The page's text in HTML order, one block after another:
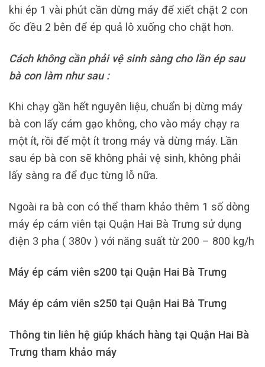
khi ép 1 vài phút cần dừng máy để xiết chặt 2 con
ốc đều 2 bên để ép quả lô xuống cho chặt hơn.
Cách không cần phải vệ sinh sàng cho lần ép sau
bà con làm như sau :
Khi chạy gần hết nguyên liệu, chuẩn bị dừng máy
bà con lấy cám gạo không, cho vào máy chạy ra
một ít, rồi để một ít trong máy và dừng máy. Lần
sau ép bà con sẽ không phải vệ sinh, không phải
lấy sàng ra để đục từng lỗ nữa.
Ngoài ra bà con có thể tham khảo thêm 1 số dòng
máy ép cám viên tại Quận Hai Bà Trưng sử dụng
điện 3 pha ( 380v ) với năng suất từ 200 – 800 kg/h
Máy ép cám viên s200 tại Quận Hai Bà Trưng
Máy ép cám viên s250 tại Quận Hai Bà Trưng
Thông tin liên hệ giúp khách hàng tại Quận Hai Bà
Trưng tham khảo máy